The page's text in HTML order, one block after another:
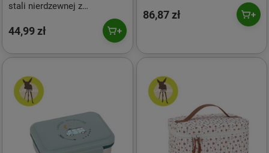
stali nierdzewnej z
ustnikiem Adventure Ważka
44,99 zł
86,87 zł